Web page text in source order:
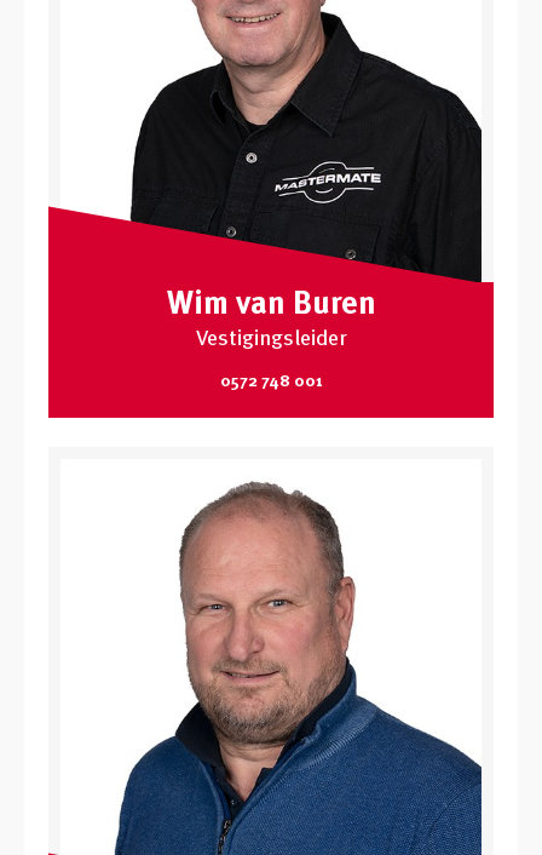
Wim van Buren
Vestigingsleider
0572 748 001